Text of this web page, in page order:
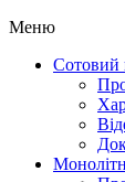
Меню
Сотовий